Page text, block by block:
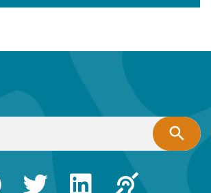
search
FacebookTwitter LinkedinApsah Sourd